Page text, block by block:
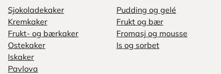
Sjokoladekaker
Kremkaker
Frukt- og bærkaker
Ostekaker
Iskaker
Pavlova
Pudding og gelé
Frukt og bær
Fromasj og mousse
Is og sorbet